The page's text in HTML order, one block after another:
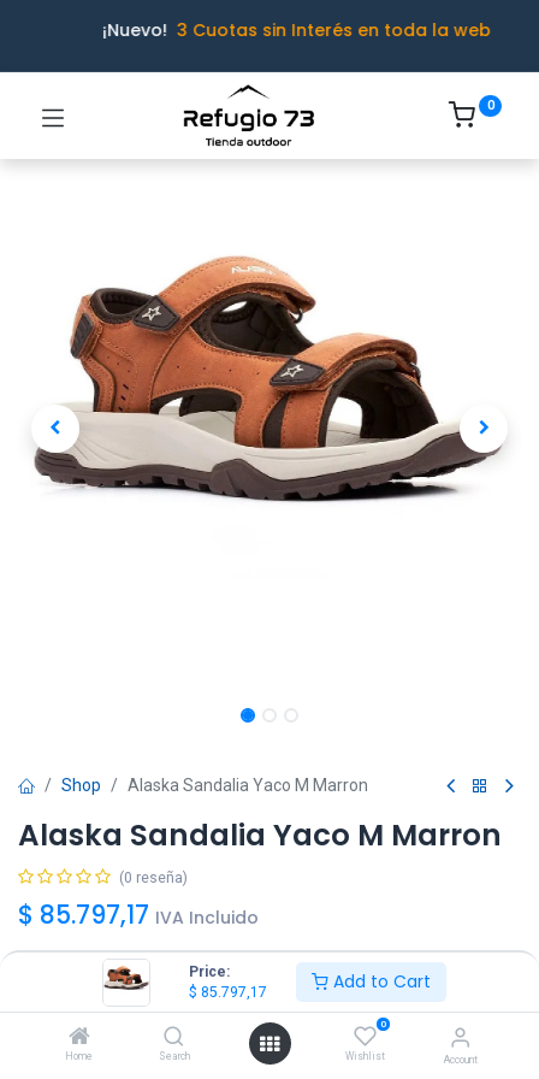
Price:
$ 85.797,17 Add to Cart
Home Search
0
Wishlist Account
¡Nuevo! 3 Cuotas sin Interés en toda la web
0
Shop Alaska Sandalia Yaco M Marron
Alaska Sandalia Yaco M Marron
(0 reseña)
$ 85.797,17 IVA Incluido
43